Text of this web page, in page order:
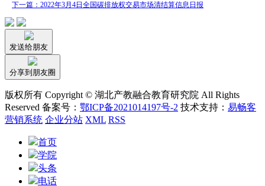
下一篇：2022年3月4日全国碳排放权交易市场清结算信息日报
发送给朋友
分享到朋友圈
版权所有 Copyright © 湖北产教融合教育研究院 All Rights
Reserved 备案号： 鄂ICP备2021014197号-2 技术支持： 易畅客
营销系统 企业分站 XML RSS
首页
学院
头条
电话